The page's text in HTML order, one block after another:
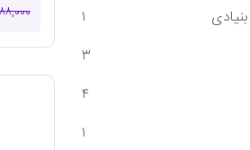
۱
۳
۴
۱